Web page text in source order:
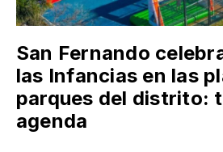
San Fernando
las Infancias en las
parques del distrito:
agenda